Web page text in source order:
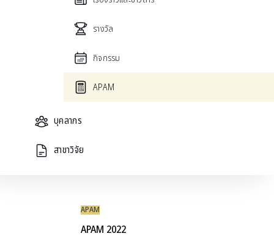
รางวัล
กิจกรรม
APAM
บุคลากร
สาขาวิจัย
APAM 2025
APAM
APAM 2024
APAM
APAM 2022